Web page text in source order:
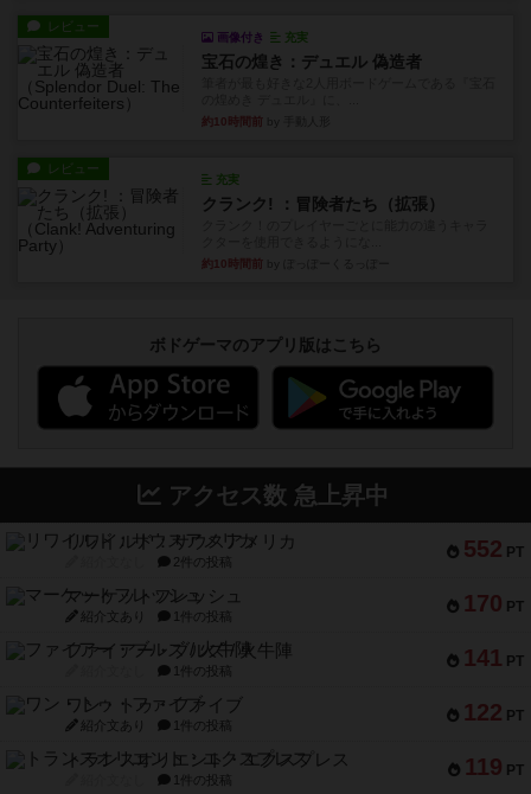
レビュー
画像付き 充実
宝石の煌き：デュエル 偽造者
約10時間前
レビュー
充実
クランク! ：冒険者たち（拡張）
約10時間前
ボドゲーマのアプリ版はこちら
アクセス数 急上昇中
552 PT
リワイルド：サウスアメリカ
2件の投稿
170 PT
マーケットフレッシュ
紹介文あり 1件の投稿
141 PT
ファイアー・ブルズ / 火牛陣
1件の投稿
122 PT
ワン・トゥ・ファイブ
紹介文あり 1件の投稿
119 PT
トランスオリエント・エクスプレス
1件の投稿